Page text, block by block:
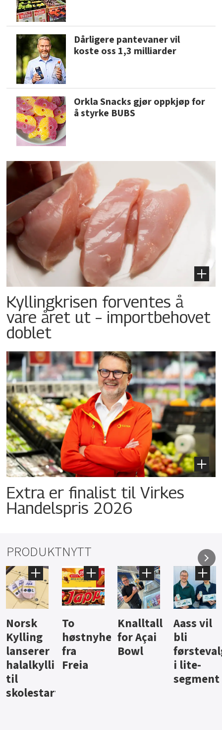
Dårligere pantevaner vil
koste oss 1,3 milliarder
Orkla Snacks gjør oppkjøp for
å styrke BUBS
Kyllingkrisen forventes å
vare året ut – importbehovet
doblet
Extra er finalist til Virkes
Handelspris 2026
PRODUKTNYTT
Knalltall
for Açai
Bowl
Aass vil
bli
førstevalg
i lite-
Brus og
jus fra
Berentsen
Hard
iste fra
Hansa